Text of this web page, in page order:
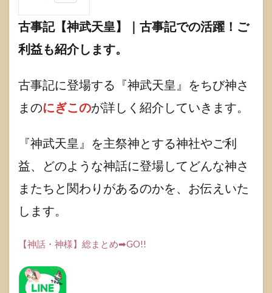
古事
記
【神
武天
｜古
事記
での
活
ご利
益も
紹介
しま
す。
1.1
古事
「神
皇」
とは
どん
古事記【神武天皇】｜古事記での活躍！ご
利益も紹介します。
古事記に登場する『神武天皇』をちび神さ
まのにぎこのが詳しく紹介していきます。
『神武天皇』を主祭神とする神社やご利
益、どのような神話に登場してどんな神さ
またちと関わりがあるのかを、お伝えいた
します。
【神話・神様】総まとめ➡GO!!